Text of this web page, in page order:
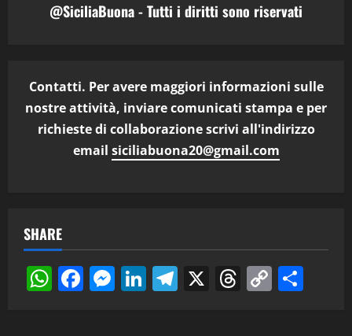
@SiciliaBuona - Tutti i diritti sono riservati
Contatti. Per avere maggiori informazioni sulle
nostre attività, inviare comunicati stampa e per
richieste di collaborazione scrivi all'indirizzo
email siciliabuona20@gmail.com
SHARE
WhatsApp
Facebook
Messenger
LinkedIn
Telegram
X Threads
Copy